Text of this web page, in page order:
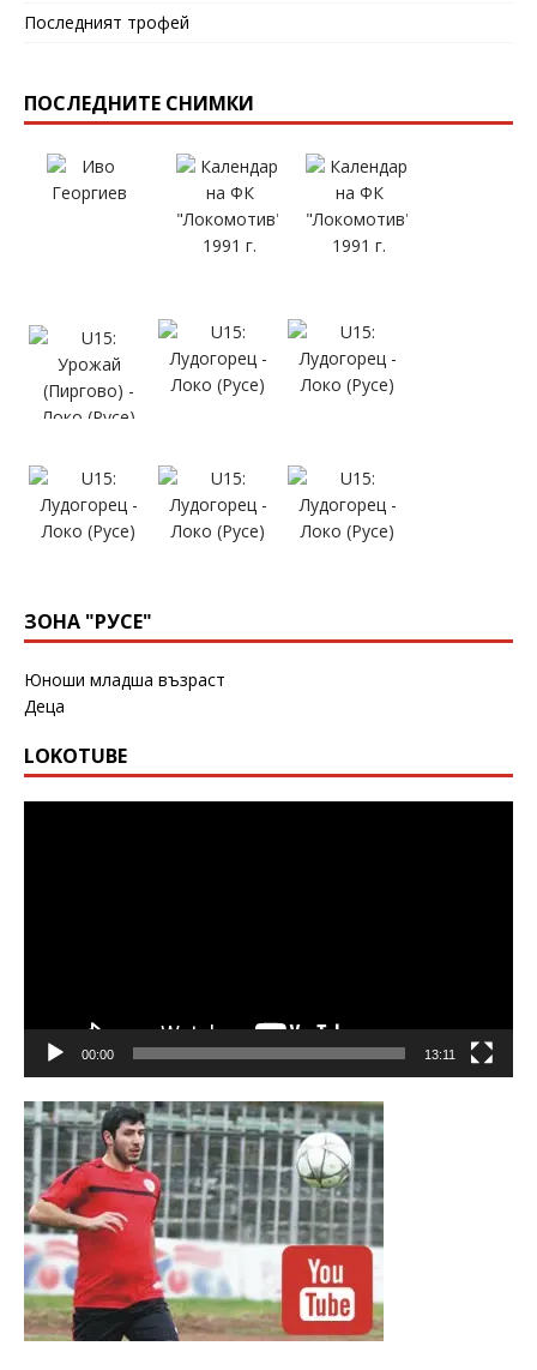
Последният трофей
ПОСЛЕДНИТЕ СНИМКИ
ЗОНА "РУСЕ"
Юноши младша възраст
Деца
LOKOTUBE
00:00 13:11